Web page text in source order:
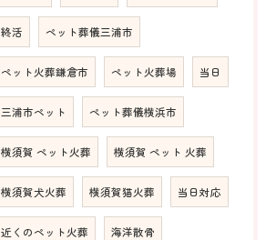
終活 ペット葬儀三浦市
ペット火葬鎌倉市 ペット火葬場 当日
三浦市ペット ペット葬儀横浜市
横須賀 ペット火葬 横須賀 ペット 火葬
横須賀犬火葬 横須賀猫火葬 当日対応
近くのペット火葬 海洋散骨